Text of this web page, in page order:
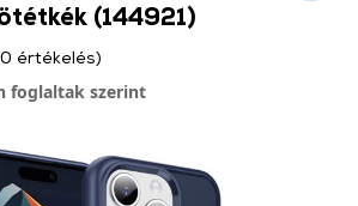
(144921)
értékelés)
foglaltak szerint